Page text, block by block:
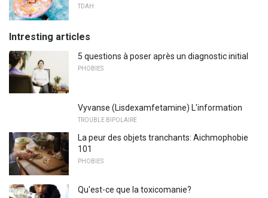
TDAH
Intresting articles
5 questions à poser après un diagnostic initial
PHOBIES
Vyvanse (Lisdexamfetamine) L'information
TROUBLE BIPOLAIRE
La peur des objets tranchants: Aichmophobie
101
PHOBIES
Qu'est-ce que la toxicomanie?